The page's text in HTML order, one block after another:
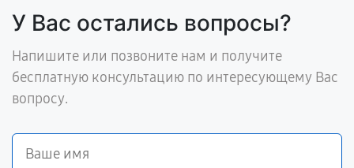
У Вас остались вопросы?
Напишите или позвоните нам и получите
бесплатную консультацию по интересующему Вас
вопросу.